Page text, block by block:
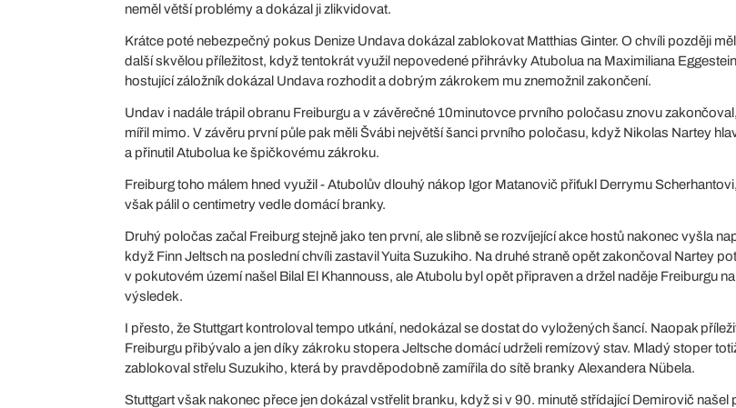
neměl větší problémy a dokázal ji zlikvidovat.
Krátce poté nebezpečný pokus Denize Undava dokázal zablokovat Matthias Ginter. O chvíli později
další skvělou příležitost, když tentokrát využil nepovedené přihrávky Atubolua na Maximiliana
hostující záložník dokázal Undava rozhodit a dobrým zákrokem mu znemožnil zakončení.
Undav i nadále trápil obranu Freiburgu a v závěrečné 10minutovce prvního poločasu znovu
mířil mimo. V závěru první půle pak měli Švábi největší šanci prvního poločasu, když Nikolas Nartey
a přinutil Atubolua ke špičkovému zákroku.
Freiburg toho málem hned využil - Atubolův dlouhý nákop Igor Matanovič přiťukl Derrymu
však pálil o centimetry vedle domácí branky.
Druhý poločas začal Freiburg stejně jako ten první, ale slibně se rozvíjející akce hostů nakonec vyšla
když Finn Jeltsch na poslední chvíli zastavil Yuita Suzukiho. Na druhé straně opět zakončoval Nartey
v pokutovém území našel Bilal El Khannouss, ale Atubolu byl opět připraven a držel naděje Freiburgu
výsledek.
I přesto, že Stuttgart kontroloval tempo utkání, nedokázal se dostat do vyložených šancí. Naopak
Freiburgu přibývalo a jen díky zákroku stopera Jeltsche domácí udrželi remízový stav. Mladý stoper
zablokoval střelu Suzukiho, která by pravděpodobně zamířila do sítě branky Alexandera Nübela.
Stuttgart však nakonec přece jen dokázal vstřelit branku, když si v 90. minutě střídající Demirovič našel